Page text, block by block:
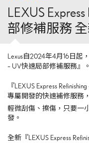
LEXUS
部修補服務
Lexus自2024年4月16日起
– UV快速局部修補服務』。
『LEXUS Express
專屬開發的快速補修服務
輕微刮傷、擦傷，只要一
發。
全新『LEXUS Express